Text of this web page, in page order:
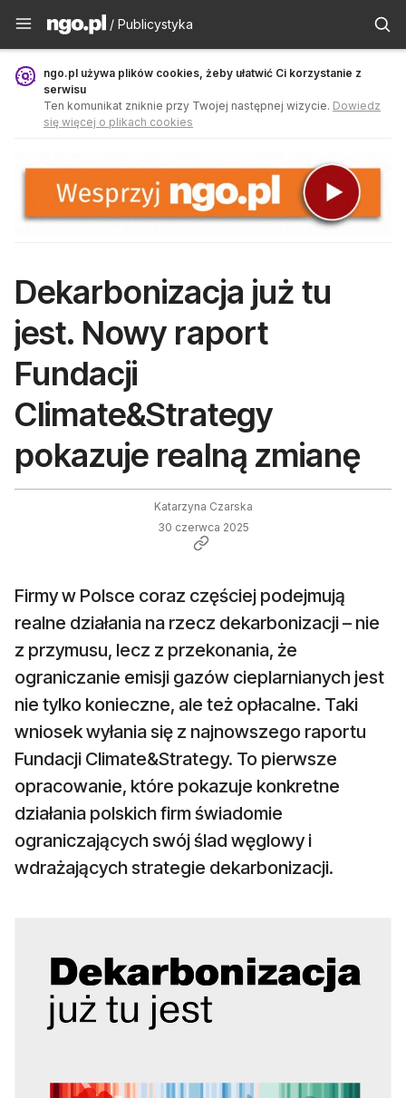
Publicystyka - ngo.pl
/ Publicystyka
ngo.pl używa plików cookies, żeby ułatwić Ci korzystanie z
serwisu
Ten komunikat zniknie przy Twojej następnej wizycie. Dowiedz
się więcej o plikach cookies
Dekarbonizacja już tu
jest. Nowy raport
Fundacji
Climate&Strategy
pokazuje realną zmianę
Katarzyna Czarska
30 czerwca 2025
Firmy w Polsce coraz częściej podejmują
realne działania na rzecz dekarbonizacji – nie
z przymusu, lecz z przekonania, że
ograniczanie emisji gazów cieplarnianych jest
nie tylko konieczne, ale też opłacalne. Taki
wniosek wyłania się z najnowszego raportu
Fundacji Climate&Strategy. To pierwsze
opracowanie, które pokazuje konkretne
działania polskich firm świadomie
ograniczających swój ślad węglowy i
wdrażających strategie dekarbonizacji.